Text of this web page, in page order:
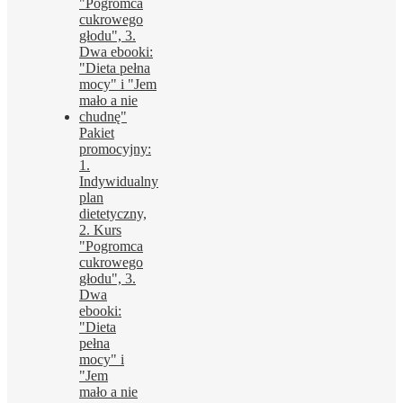
Pakiet
promocyjny:
1.
Indywidualny
plan
dietetyczny,
2. Kurs
"Pogromca
cukrowego
głodu", 3.
Dwa
ebooki:
"Dieta
pełna
mocy" i
"Jem
mało a nie